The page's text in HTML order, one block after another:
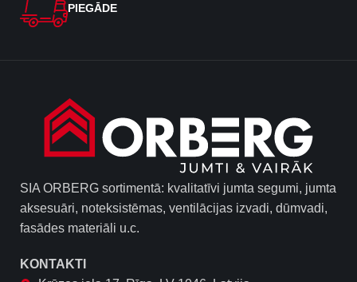
PIEGĀDE
SIA ORBERG sortimentā: kvalitatīvi jumta segumi, jumta
aksesuāri, noteksistēmas, ventilācijas izvadi, dūmvadi,
fasādes materiāli u.c.
KONTAKTI